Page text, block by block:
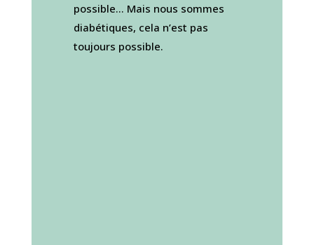
possible… Mais nous sommes
diabétiques, cela n’est pas
toujours possible.